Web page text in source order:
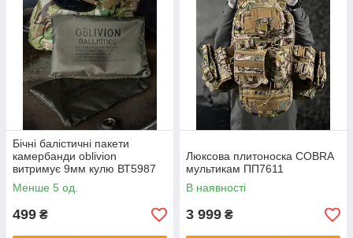
Бічні балістичні пакети
камербанди oblivion
витримує 9мм кулю ВТ5987
Менше 5 од.
499 ₴
Люксова плитоноска COBRA
мультикам ПП7611
В наявності
3 999 ₴